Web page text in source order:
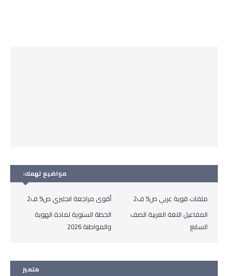
مواضيع تهمك:
أقوى مراجعة انجليزي ص9 ف2
ملفات قوية عربي ص9 ف2
الخطة السنوية لمادة الهوية
والمواطنة 2026
المفاعيل اللغة العربية الصف
السابع
متميز